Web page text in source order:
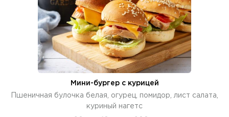
Мини-бургер с курицей
Пшеничная булочка белая, огурец, помидор, лист салата,
куриный нагетс